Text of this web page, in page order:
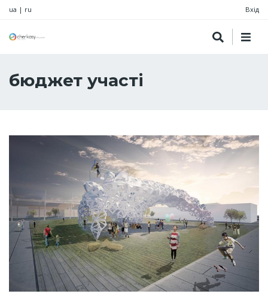
ua | ru Вхід
бюджет участі